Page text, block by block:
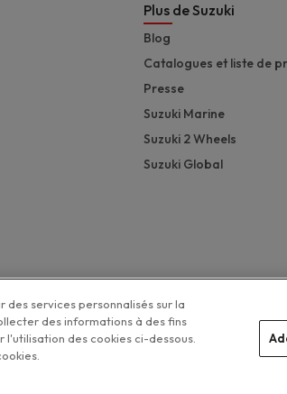
Plus de Suzuki
Blog
Catalogues et liste de
Presse
Suzuki Marine
Suzuki 2 Wheels
Suzuki Global
Legal
privée
des services personnalisés sur la
des informations à des fins
des cookies ci-dessous.